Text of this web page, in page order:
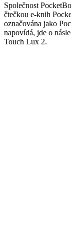
Společnost
čtečkou e-knih
označována jako
napovídá, jde o
Touch Lux 2.